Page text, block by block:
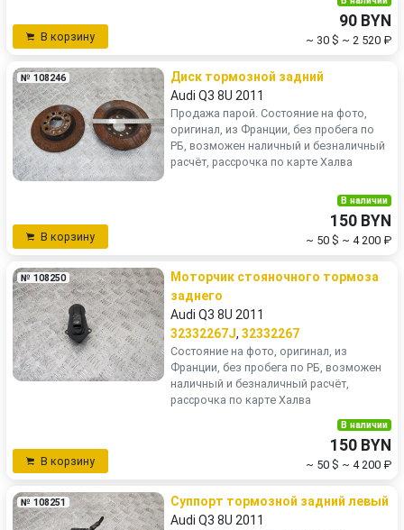
В корзину
90 BYN
~ 30 $ ~ 2 520 ₽
№ 108246
Диск тормозной задний
Audi Q3 8U 2011
Продажа парой. Состояние на фото,
оригинал, из Франции, без пробега по
РБ, возможен наличный и безналичный
расчёт, рассрочка по карте Халва
В корзину
В наличии
150 BYN
~ 50 $ ~ 4 200 ₽
№ 108250
Моторчик стояночного тормоза
заднего
Audi Q3 8U 2011
32332267J, 32332267
Состояние на фото, оригинал, из
Франции, без пробега по РБ, возможен
наличный и безналичный расчёт,
рассрочка по карте Халва
В корзину
В наличии
150 BYN
~ 50 $ ~ 4 200 ₽
№ 108251
Суппорт тормозной задний левый
Audi Q3 8U 2011